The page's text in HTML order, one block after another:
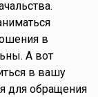
в
А вот
в вашу
для обращения